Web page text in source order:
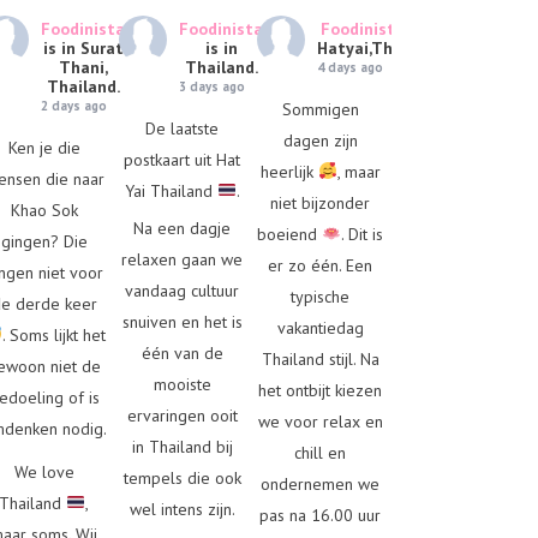
Foodinista
is in Surat
Thani,
Thailand.
2 days ago
Ken je die
die naar
Khao Sok
gingen? Die
niet voor
derde keer
. Soms lijkt het
niet de
of is
nodig.
We love
Thailand
,
Foodinista
is in
Thailand.
3 days ago
De laatste
postkaart uit Hat
Yai Thailand
.
Na een dagje
relaxen gaan we
vandaag cultuur
snuiven en het is
één van de
mooiste
ervaringen ooit
in Thailand bij
tempels die ook
wel intens zijn.
Foodinista
Hatyai,Thailand.
4 days ago
Sommigen
dagen zijn
heerlijk
, maar
niet bijzonder
boeiend
. Dit is
er zo één. Een
typische
vakantiedag
Thailand stijl. Na
het ontbijt kiezen
we voor relax en
chill en
ondernemen we
pas na 16.00 uur